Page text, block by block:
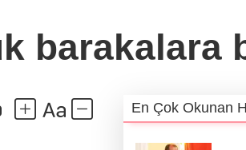
barakalara
En Çok Okunan